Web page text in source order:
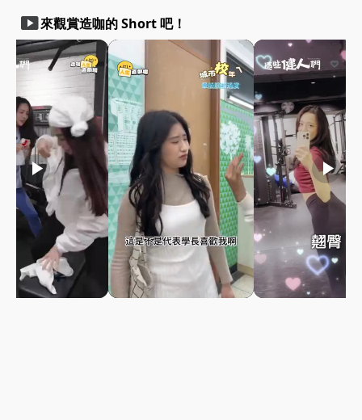
smart_display來觀賞造咖的 Short 吧！
play_arrow play_arrow play_arrow